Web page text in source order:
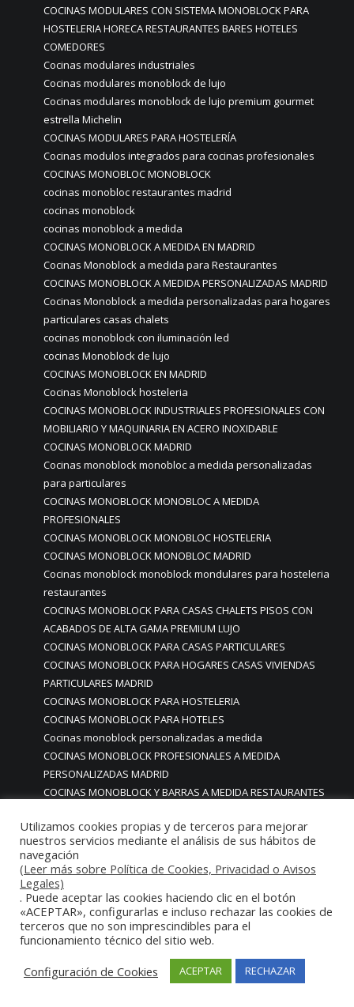
COCINAS MODULARES CON SISTEMA MONOBLOCK PARA
HOSTELERIA HORECA RESTAURANTES BARES HOTELES
COMEDORES
Cocinas modulares industriales
Cocinas modulares monoblock de lujo
Cocinas modulares monoblock de lujo premium gourmet
estrella Michelin
COCINAS MODULARES PARA HOSTELERÍA
Cocinas modulos integrados para cocinas profesionales
COCINAS MONOBLOC MONOBLOCK
cocinas monobloc restaurantes madrid
cocinas monoblock
cocinas monoblock a medida
COCINAS MONOBLOCK A MEDIDA EN MADRID
Cocinas Monoblock a medida para Restaurantes
COCINAS MONOBLOCK A MEDIDA PERSONALIZADAS MADRID
Cocinas Monoblock a medida personalizadas para hogares
particulares casas chalets
cocinas monoblock con iluminación led
cocinas Monoblock de lujo
COCINAS MONOBLOCK EN MADRID
Cocinas Monoblock hosteleria
COCINAS MONOBLOCK INDUSTRIALES PROFESIONALES CON
MOBILIARIO Y MAQUINARIA EN ACERO INOXIDABLE
COCINAS MONOBLOCK MADRID
Cocinas monoblock monobloc a medida personalizadas
para particulares
COCINAS MONOBLOCK MONOBLOC A MEDIDA
PROFESIONALES
COCINAS MONOBLOCK MONOBLOC HOSTELERIA
COCINAS MONOBLOCK MONOBLOC MADRID
Cocinas monoblock monoblock mondulares para hosteleria
restaurantes
COCINAS MONOBLOCK PARA CASAS CHALETS PISOS CON
ACABADOS DE ALTA GAMA PREMIUM LUJO
COCINAS MONOBLOCK PARA CASAS PARTICULARES
COCINAS MONOBLOCK PARA HOGARES CASAS VIVIENDAS
PARTICULARES MADRID
COCINAS MONOBLOCK PARA HOSTELERIA
COCINAS MONOBLOCK PARA HOTELES
Cocinas monoblock personalizadas a medida
COCINAS MONOBLOCK PROFESIONALES A MEDIDA
PERSONALIZADAS MADRID
COCINAS MONOBLOCK Y BARRAS A MEDIDA RESTAURANTES
Cocinas para chef amateur
COCINAS PARA COMEDORES EMPRESAS
cocinas para comedores escolares
COCINAS PARA FOODTRUCKS FOOD TRUCK
COCINAS PARA HOSTELERÍA O PARA HOGARES
PARTICULARES
COCINAS PARA HOTELES BUFFETS
COCINAS PARA PARTICULARES Y HOSTELERIA
COCINAS PARA RESTAURANTES
Utilizamos cookies propias y de terceros para mejorar
nuestros servicios mediante el análisis de sus hábitos de
navegación
(Leer más sobre Política de Cookies, Privacidad o Avisos
Legales)
. Puede aceptar las cookies haciendo clic en el botón
«ACEPTAR», configurarlas e incluso rechazar las cookies de
terceros que no son imprescindibles para el
funcionamiento técnico del sitio web.
Configuración de Cookies
ACEPTAR RECHAZAR